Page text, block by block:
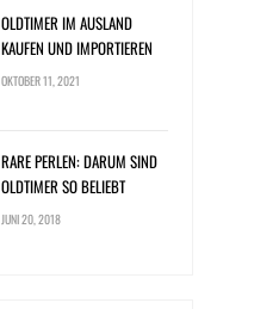
OLDTIMER IM AUSLAND
KAUFEN UND IMPORTIEREN
OKTOBER 11, 2021
RARE PERLEN: DARUM SIND
OLDTIMER SO BELIEBT
JUNI 20, 2018